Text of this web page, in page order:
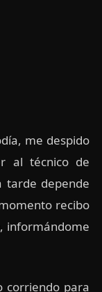
me despido
al técnico de
tarde depende
recibo
informándome
corriendo para